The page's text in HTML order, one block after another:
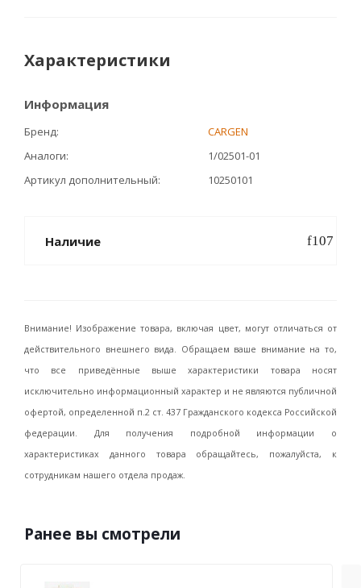
Характеристики
Информация
Бренд
CARGEN
Аналоги
1/02501-01
Артикул дополнительный
10250101
Наличие
Внимание! Изображение товара, включая цвет, могут отличаться от
действительного внешнего вида. Обращаем ваше внимание на то,
что все приведённые выше характеристики товара носят
исключительно информационный характер и не являются публичной
офертой, определенной п.2 ст. 437 Гражданского кодекса Российской
федерации. Для получения подробной информации о
характеристиках данного товара обращайтесь, пожалуйста, к
сотрудникам нашего отдела продаж.
Ранее вы смотрели